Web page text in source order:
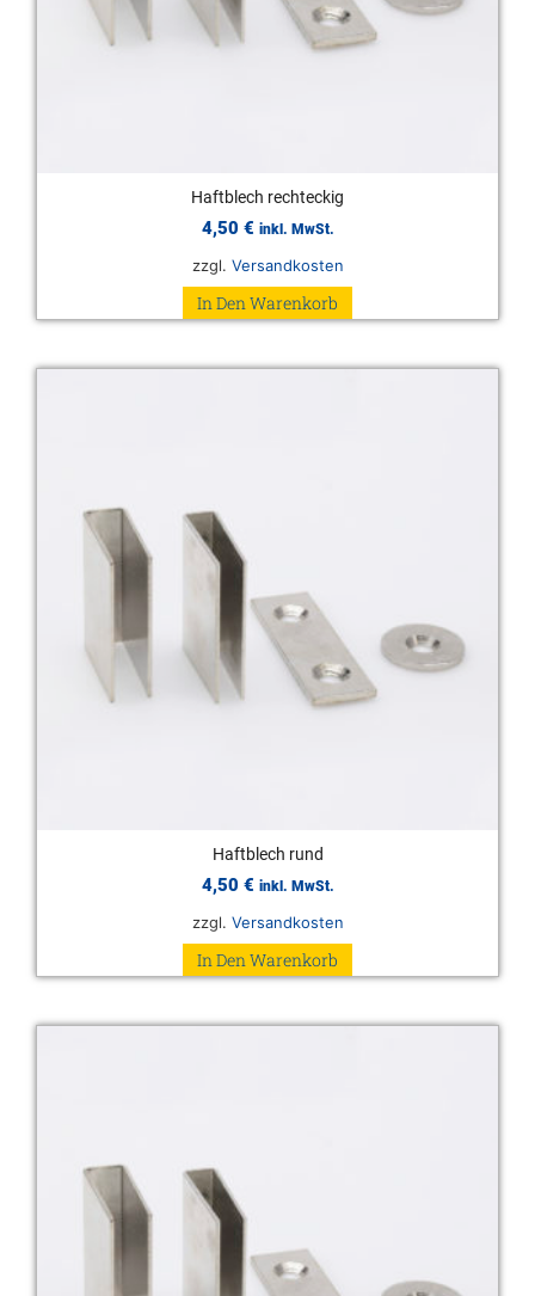
Haftblech rechteckig
4,50 € inkl. MwSt.
zzgl. Versandkosten
In Den Warenkorb
Haftblech rund
4,50 € inkl. MwSt.
zzgl. Versandkosten
In Den Warenkorb